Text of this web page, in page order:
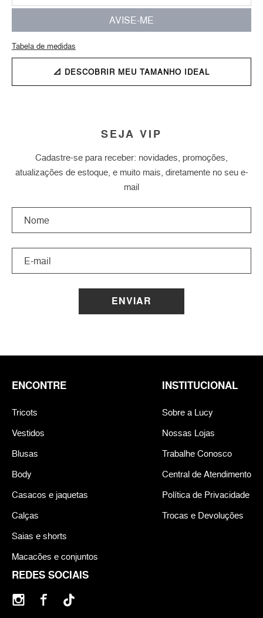
AVISE-ME
Tabela de medidas
📐 DESCOBRIR MEU TAMANHO IDEAL
SEJA VIP
Cadastre-se para receber: novidades, promoções,
atualizações de estoque, e muito mais, diretamente no seu e-
mail
ENVIAR
REDES SOCIAIS
ENCONTRE
Tricots
Vestidos
Blusas
Body
Casacos e jaquetas
Calças
Saias e shorts
Macacões e conjuntos
INSTITUCIONAL
Sobre a Lucy
Nossas Lojas
Trabalhe Conosco
Central de Atendimento
Política de Privacidade
Trocas e Devoluções